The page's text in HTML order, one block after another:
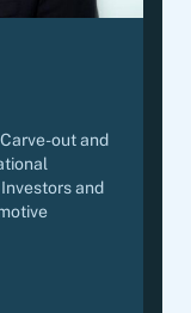
out and
and